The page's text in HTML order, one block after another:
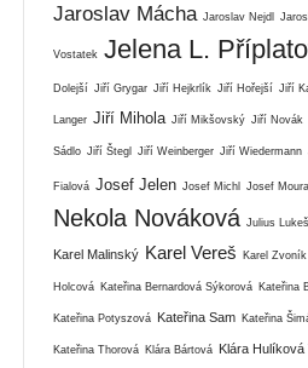
Jaroslav Mácha Jaroslav Nejdl
Vostatek Jelena L.
Dolejší Jiří Grygar Jiří Hejkrlík Jiří Hořejší Jiří
Langer Jiří Mihola Jiří Mikšovský Jiří Novák
Sádlo Jiří Štegl Jiří Weinberger Jiří Wiedermann
Fialová Josef Jelen Josef Michl Josef Moural
Nekola Nováková Julius Lukeš
Karel Malinský Karel Vereš Karel Zvoník
Holcová Kateřina Bernardová Sýkorová Kateřina
Kateřina Potyszová Kateřina Sam Kateřina
Kateřina Thorová Klára Bártová Klára